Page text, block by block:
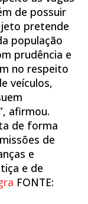
de possuir
pretende
população
prudência e
no respeito
veículos,
afirmou.
de forma
de
e
e de
FONTE: